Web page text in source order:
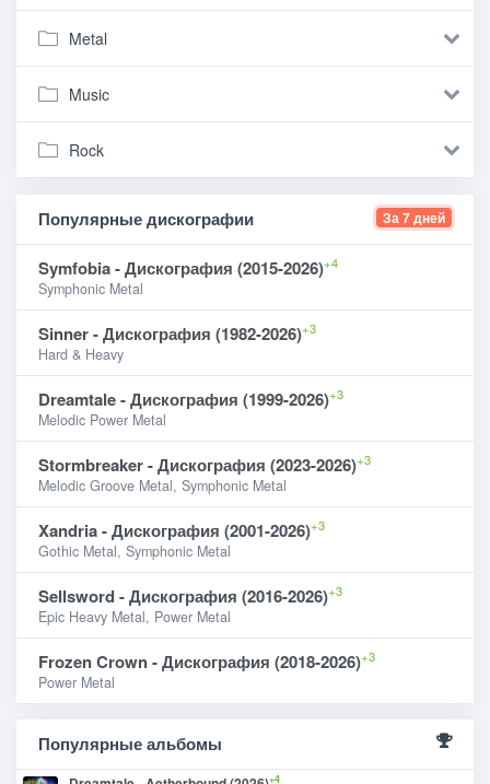
Metal
Music
Rock
Популярные дискографии За 7 дней
Symfobia - Дискография (2015-2026)+4
Symphonic Metal
Sinner - Дискография (1982-2026)+3
Hard & Heavy
Dreamtale - Дискография (1999-2026)+3
Melodic Power Metal
Stormbreaker - Дискография (2023-2026)+3
Melodic Groove Metal, Symphonic Metal
Xandria - Дискография (2001-2026)+3
Gothic Metal, Symphonic Metal
Sellsword - Дискография (2016-2026)+3
Epic Heavy Metal, Power Metal
Frozen Crown - Дискография (2018-2026)+3
Power Metal
Популярные альбомы
+4